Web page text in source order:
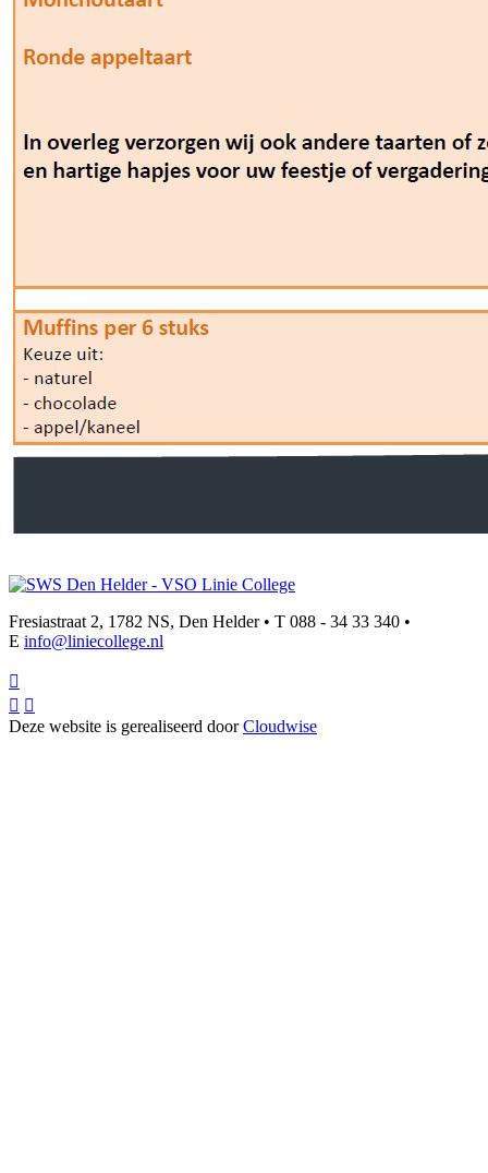
Fresiastraat 2, 1782 NS, Den Helder • T 088 - 34 33 340 •
E info@liniecollege.nl

 
Deze website is gerealiseerd doorCloudwise